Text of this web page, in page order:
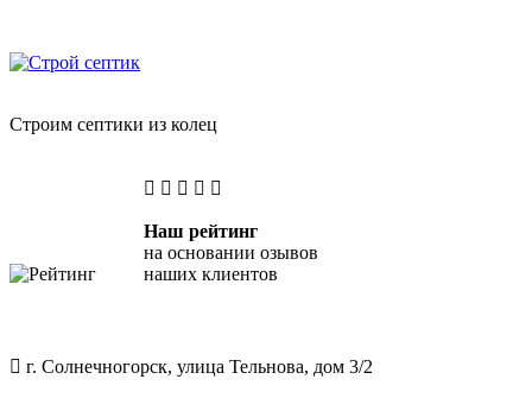
content
Строим септики из колец
Наш рейтинг
на основании озывов
наших клиентов
г. Солнечногорск, улица Тельнова, дом 3/2